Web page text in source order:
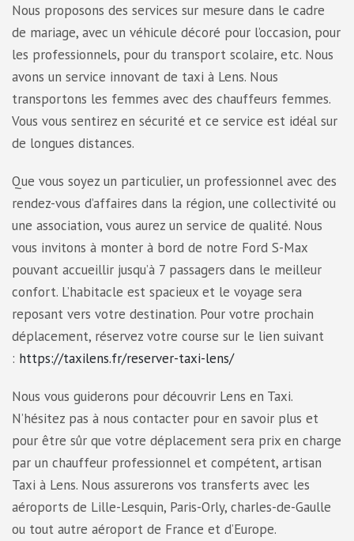
Nous proposons des services sur mesure dans le cadre
de mariage, avec un véhicule décoré pour l’occasion, pour
les professionnels, pour du transport scolaire, etc. Nous
avons un service innovant de taxi à Lens. Nous
transportons les femmes avec des chauffeurs femmes.
Vous vous sentirez en sécurité et ce service est idéal sur
de longues distances.
Que vous soyez un particulier, un professionnel avec des
rendez-vous d’affaires dans la région, une collectivité ou
une association, vous aurez un service de qualité. Nous
vous invitons à monter à bord de notre Ford S-Max
pouvant accueillir jusqu’à 7 passagers dans le meilleur
confort. L’habitacle est spacieux et le voyage sera
reposant vers votre destination. Pour votre prochain
déplacement, réservez votre course sur le lien suivant
: https://taxilens.fr/reserver-taxi-lens/
Nous vous guiderons pour découvrir Lens en Taxi.
N’hésitez pas à nous contacter pour en savoir plus et
pour être sûr que votre déplacement sera prix en charge
par un chauffeur professionnel et compétent, artisan
Taxi à Lens. Nous assurerons vos transferts avec les
aéroports de Lille-Lesquin, Paris-Orly, charles-de-Gaulle
ou tout autre aéroport de France et d’Europe.